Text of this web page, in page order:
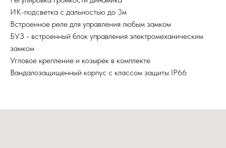
ИК-подсветка с дальностью до 3м
Встроенное реле для управления любым замком
БУЗ - встроенный блок управления электромеханическим
замком
Угловое крепление и козырёк в комплекте
Вандалозащищенный корпус с классом защиты IP66